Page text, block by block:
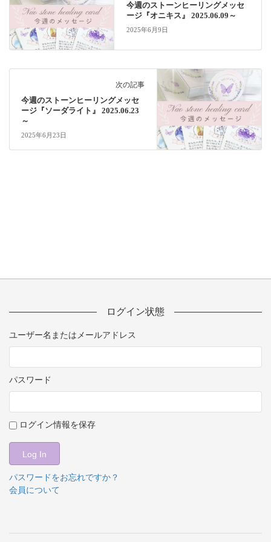
今週のストーンヒーリングメッセ
ージ『オニキス』 2025.06.09～
2025年6月9日
次の記事
今週のストーンヒーリングメッセ
ージ『ソーダライト』 2025.06.23
～
2025年6月23日
ログイン状態
ユーザー名またはメールアドレス
パスワード
ログイン情報を保存
パスワードをお忘れですか？
会員について